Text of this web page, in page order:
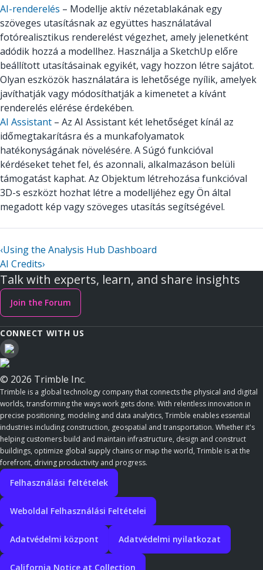
AI-renderelés – Modellje aktív nézetablakának egy
szöveges utasításnak az együttes használatával
fotórealisztikus renderelést végezhet, amely jelenetként
adódik hozzá a modellhez. Használja a SketchUp előre
beállított utasításainak egyikét, vagy hozzon létre sajátot.
Olyan eszközök használatára is lehetősége nyílik, amelyek
javíthatják vagy módosíthatják a kimenetet a kívánt
renderelés elérése érdekében.
AI Assistant – Az AI Assistant két lehetőséget kínál az
időmegtakarításra és a munkafolyamatok
hatékonyságának növelésére. A Súgó funkcióval
kérdéseket tehet fel, és azonnali, alkalmazáson belüli
támogatást kaphat. Az Objektum létrehozása funkcióval
3D-s eszközt hozhat létre a modelljéhez egy Ön által
megadott kép vagy szöveges utasítás segítségével.
‹Using the Analysis Hub Dashboard
AI Credits›
Talk with experts, learn, and share insights
Join the Forum
CONNECT WITH US
© 2026 Trimble Inc.
Trimble is a global technology company that connects the physical and digital
worlds, transforming the ways work gets done. With relentless innovation in
precise positioning, modeling and data analytics, Trimble enables essential
industries including construction, geospatial and transportation. Whether it's
helping customers build and maintain infrastructure, design and construct
buildings, optimize global supply chains or map the world, Trimble is at the
forefront, driving productivity and progress.
Felhasználási feltételek
Weboldal Felhasználási Feltételei
Adatvédelmi központ Adatvédelmi nyilatkozat
California Notice at Collection